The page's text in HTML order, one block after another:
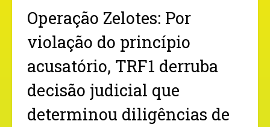
Operação Zelotes: Por
violação do princípio
acusatório, TRF1 derruba
decisão judicial que
determinou diligências de